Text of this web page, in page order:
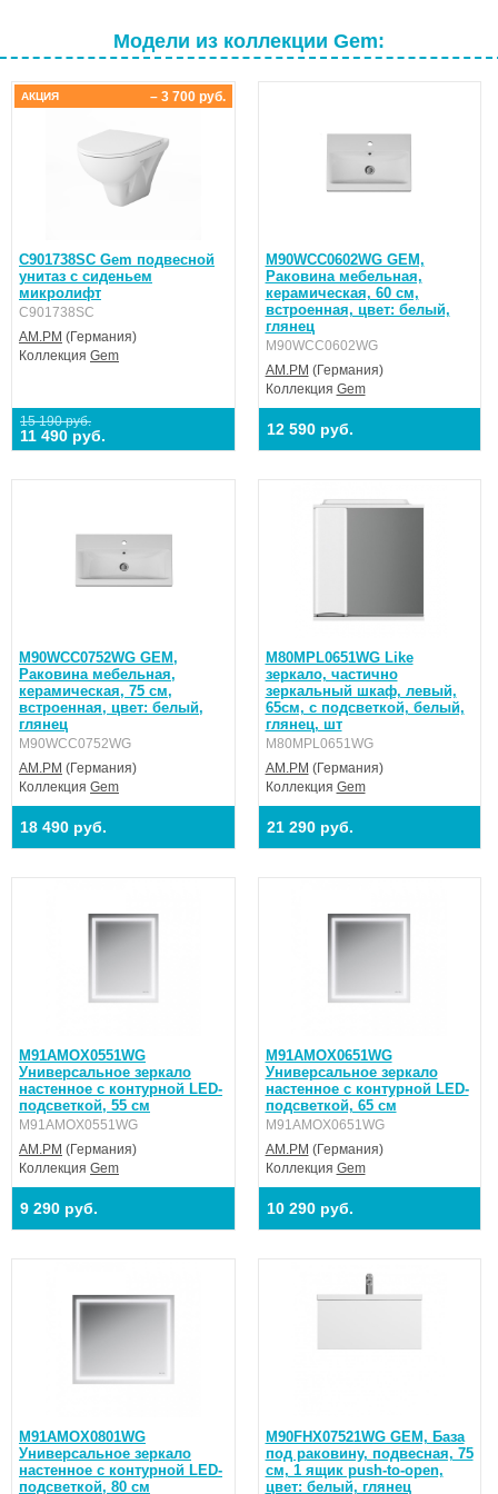
Модели из коллекции Gem:
C901738SC Gem подвесной
унитаз с сиденьем
микролифт
C901738SC
AM.PM (Германия)
Коллекция Gem
15 190 руб.
11 490 руб.
– 3 700 руб.
АКЦИЯ
M90WCC0602WG GEM,
Раковина мебельная,
керамическая, 60 см,
встроенная, цвет: белый,
глянец
M90WCC0602WG
AM.PM (Германия)
Коллекция Gem
12 590 руб.
M90WCC0752WG GEM,
Раковина мебельная,
керамическая, 75 см,
встроенная, цвет: белый,
глянец
M90WCC0752WG
AM.PM (Германия)
Коллекция Gem
18 490 руб.
M80MPL0651WG Like
зеркало, частично
зеркальный шкаф, левый,
65см, с подсветкой, белый,
глянец, шт
M80MPL0651WG
AM.PM (Германия)
Коллекция Gem
21 290 руб.
M91AMOX0551WG
Универсальное зеркало
настенное с контурной LED-
подсветкой, 55 см
M91AMOX0551WG
AM.PM (Германия)
Коллекция Gem
9 290 руб.
M91AMOX0651WG
Универсальное зеркало
настенное с контурной LED-
подсветкой, 65 см
M91AMOX0651WG
AM.PM (Германия)
Коллекция Gem
10 290 руб.
M91AMOX0801WG
Универсальное зеркало
настенное с контурной LED-
подсветкой, 80 см
M90FHX07521WG GEM, База
под раковину, подвесная, 75
см, 1 ящик push-to-open,
цвет: белый, глянец